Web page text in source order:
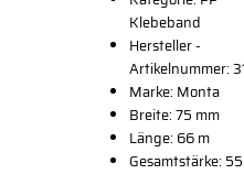
Klebeband
Hersteller -
Artikelnummer:
Marke: Monta
Breite: 75 mm
Länge: 66 m
Gesamtstärke: